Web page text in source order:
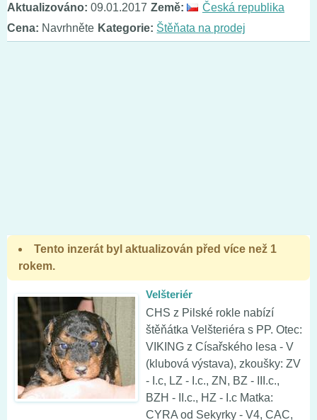
Aktualizováno: 09.01.2017 Země:
Česká republika
Cena: Navrhněte Kategorie: Štěňata na prodej
Tento inzerát byl aktualizován před více než 1
rokem.
Velšteriér
CHS z Pilské rokle nabízí
štěňátka Velšteriéra s PP. Otec:
VIKING z Císařského lesa - V
(klubová výstava), zkoušky: ZV
- I.c, LZ - I.c., ZN, BZ - III.c.,
BZH - II.c., HZ - I.c Matka:
CYRA od Sekyrky - V4, CAC,